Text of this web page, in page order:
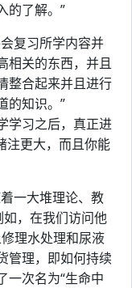
的了解。”
复习所学内容并
相关的东西，并且
整合起来并且进行
的知识。”
学习之后，真正进
注更大，而且你能
一大堆理论、教
，在我们访问他
理水处理和尿液
管理，即如何持续
一次名为“生命中